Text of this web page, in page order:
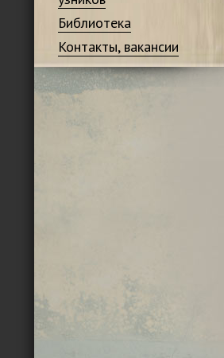
Библиотека
Контакты, вакансии